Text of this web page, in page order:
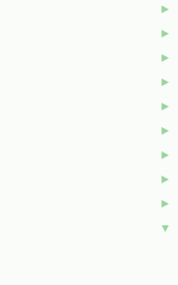
►
►
►
►
►
►
►
►
►
▼